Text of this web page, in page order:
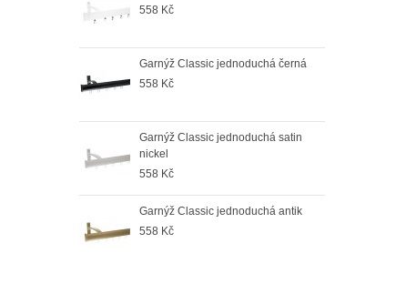
558 Kč
Garnýž Classic jednoduchá černá
558 Kč
Garnýž Classic jednoduchá satin
nickel
558 Kč
Garnýž Classic jednoduchá antik
558 Kč